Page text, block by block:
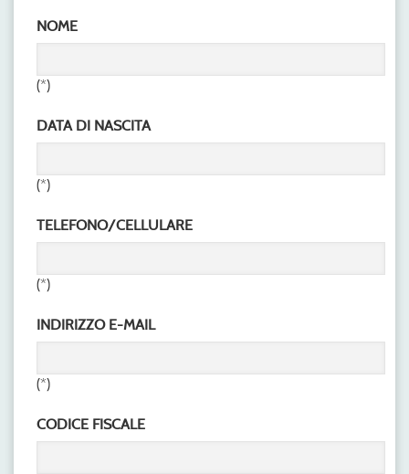
NOME
(*)
DATA DI NASCITA
(*)
TELEFONO/CELLULARE
(*)
INDIRIZZO E-MAIL
(*)
CODICE FISCALE